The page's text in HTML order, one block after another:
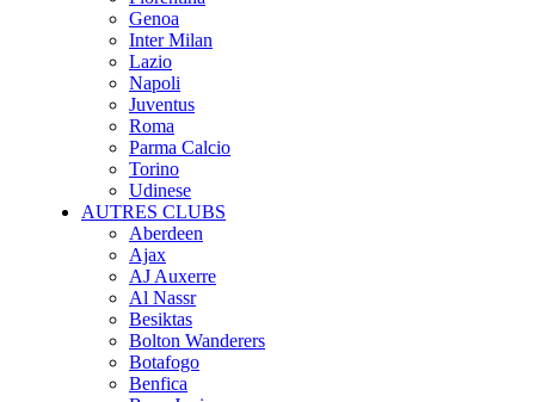
Genoa
Inter Milan
Lazio
Napoli
Juventus
Roma
Parma Calcio
Torino
Udinese
AUTRES CLUBS
Aberdeen
Ajax
AJ Auxerre
Al Nassr
Besiktas
Bolton Wanderers
Botafogo
Benfica